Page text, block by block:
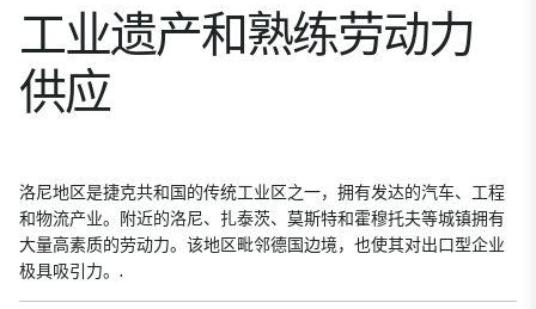
工业遗产和熟练劳动力
供应
洛尼地区是捷克共和国的传统工业区之一，拥有发达的汽车、工程
和物流产业。附近的洛尼、扎泰茨、莫斯特和霍穆托夫等城镇拥有
大量高素质的劳动力。该地区毗邻德国边境，也使其对出口型企业
极具吸引力。.